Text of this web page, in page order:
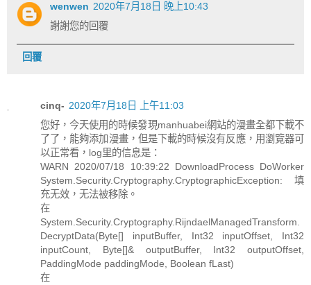
wenwen 2020年7月18日 晚上10:43
謝謝您的回覆
回覆
cinq- 2020年7月18日 上午11:03
您好，今天使用的時候發現manhuabei網站的漫畫全都下載不
了了，能夠添加漫畫，但是下載的時候沒有反應，用瀏覽器可
以正常看，log里的信息是：
WARN 2020/07/18 10:39:22 DownloadProcess DoWorker
System.Security.Cryptography.CryptographicException: 填
充无效，无法被移除。
在
System.Security.Cryptography.RijndaelManagedTransform.
DecryptData(Byte[] inputBuffer, Int32 inputOffset, Int32
inputCount, Byte[]& outputBuffer, Int32 outputOffset,
PaddingMode paddingMode, Boolean fLast)
在